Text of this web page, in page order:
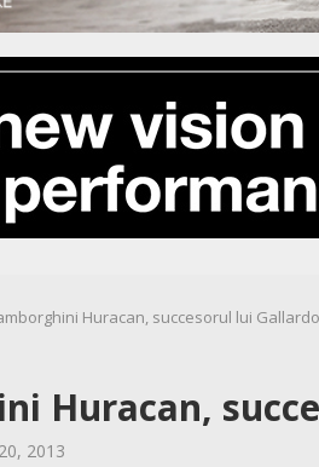
Huracan, succesorul lui Gallardo
Huracan,
2013